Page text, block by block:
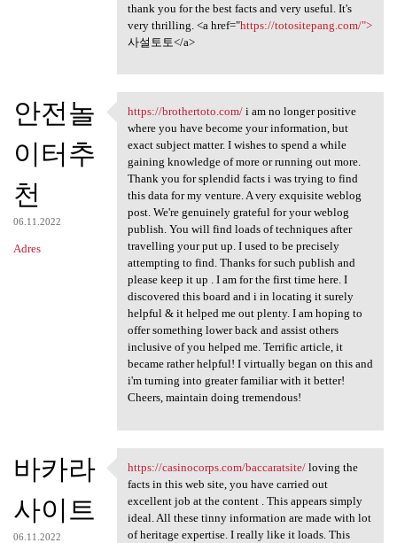
thank you for the best facts and very useful. It's
very thrilling. <a href="https://totositepang.com/">
사설토토</a>
안전놀
이터추
천
06.11.2022
Adres
https://brothertoto.com/ i am
https://brothertoto.com/i am no longer positive
where you have become your information, but
exact subject matter. I wishes to spend a while
gaining knowledge of more or running out more.
Thank you for splendid facts i was trying to find
this data for my venture. A very exquisite weblog
post. We're genuinely grateful for your weblog
publish. You will find loads of techniques after
travelling your put up. I used to be precisely
attempting to find. Thanks for such publish and
please keep it up . I am for the first time here. I
discovered this board and i in locating it surely
helpful & it helped me out plenty. I am hoping to
offer something lower back and assist others
inclusive of you helped me. Terrific article, it
became rather helpful! I virtually began on this and
i'm turning into greater familiar with it better!
Cheers, maintain doing tremendous!
바카라
사이트
06.11.2022
https://casinocorps.com
https://casinocorps.com/baccaratsite/loving the
facts in this web site, you have carried out
excellent job at the content . This appears simply
ideal. All these tinny information are made with lot
of heritage expertise. I really like it loads. This